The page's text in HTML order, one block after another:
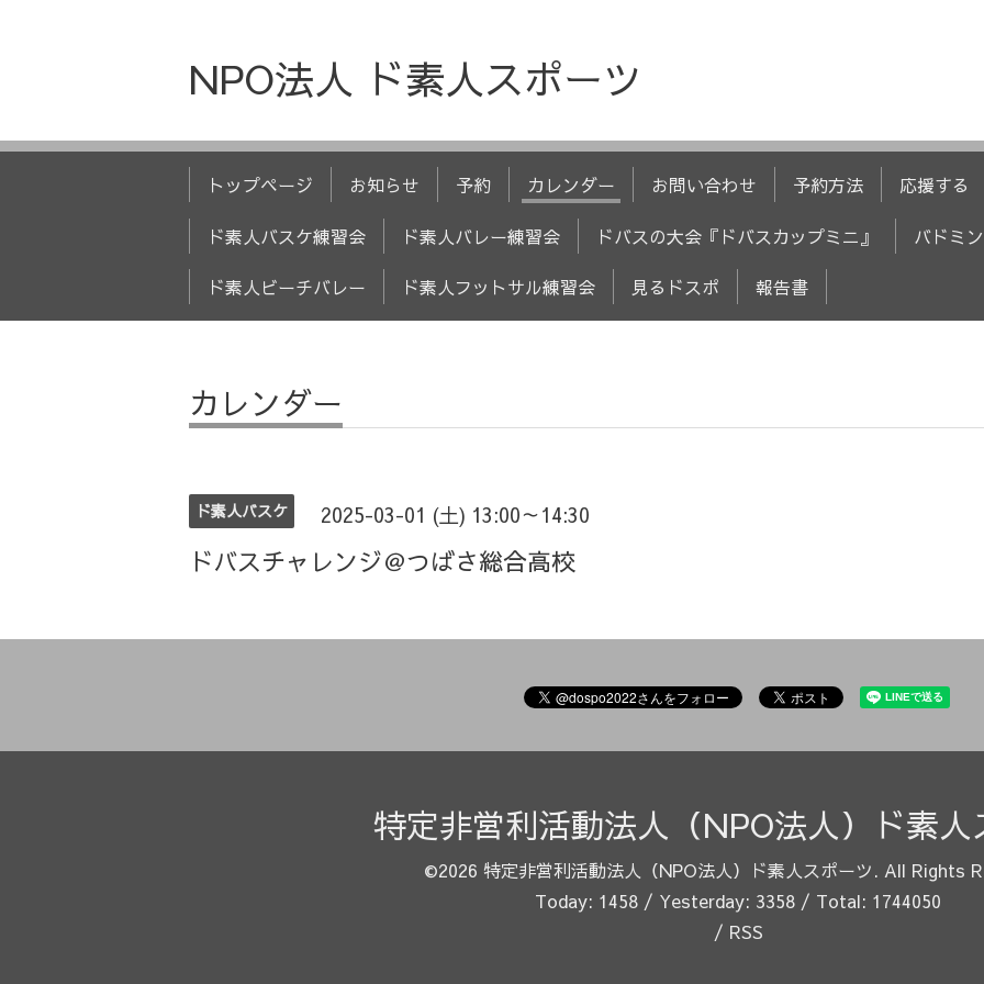
NPO法人 ド素人スポーツ
トップページ お知らせ 予約 カレンダー お問い合わせ 予約方法 応援する
ド素人バスケ練習会 ド素人バレー練習会 ドバスの大会『ドバスカップミニ』 バドミ
ド素人ビーチバレー ド素人フットサル練習会 見るドスポ 報告書
カレンダー
ド素人バスケ 2025-03-01 (土) 13:00～14:30
ドバスチャレンジ＠つばさ総合高校
特定非営利活動法人（NPO法人）ド素人
©2026 特定非営利活動法人（NPO法人）ド素人スポーツ. All Rights
Today: 1458 / Yesterday: 3358 / Total: 1744050
/ RSS